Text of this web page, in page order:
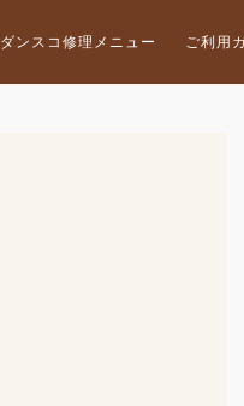
ダンスコ修理メニュー ご利用